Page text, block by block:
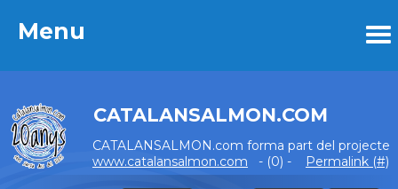
Menu
CATALANSALMON.COM
CATALANSALMON.com forma part del projecte
www.catalansalmon.com - (0) - Permalink (#)
Menu